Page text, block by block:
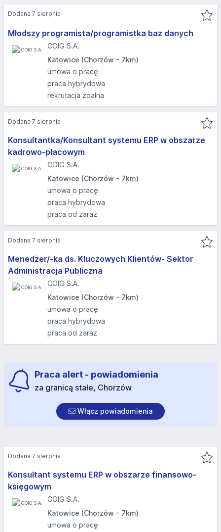
Młodszy programista/programistka baz danych
COIG S.A.
Katowice (Chorzów - 7km)
umowa o pracę
praca hybrydowa
rekrutacja zdalna
Dodana 7 sierpnia
Konsultantka/Konsultant systemu ERP w obszarze
kadrowo-płacowym
COIG S.A.
Katowice (Chorzów - 7km)
umowa o pracę
praca hybrydowa
praca od zaraz
Dodana 7 sierpnia
Menedżer/-ka ds. Kluczowych Klientów- Sektor
Administracja Publiczna
COIG S.A.
Katowice (Chorzów - 7km)
umowa o pracę
praca hybrydowa
praca od zaraz
Dodana 7 sierpnia
Praca alert - powiadomienia
za granicą stałe, Chorzów
Włącz powiadomienia
Konsultant systemu ERP w obszarze finansowo-
księgowym
COIG S.A.
Katowice (Chorzów - 7km)
umowa o pracę
Dodana 7 sierpnia